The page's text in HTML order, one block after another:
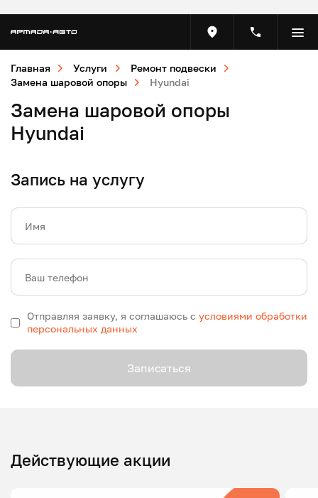
Главная Услуги
Ремонт подвески
Замена шаровой опоры
Hyundai
Замена шаровой опоры
Hyundai
Запись на услугу
Имя
Ваш телефон
Отправляя заявку, я соглашаюсь с условиями обработки
персональных данных
Записаться
Действующие акции